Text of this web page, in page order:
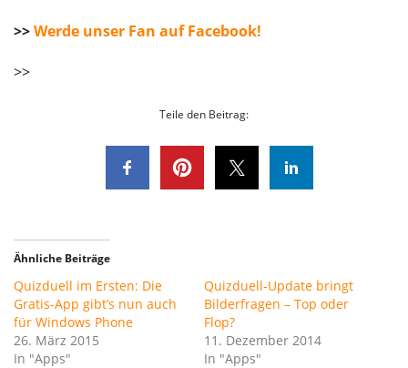
>>Werde unser Fan auf Facebook!
>>
Teile den Beitrag:
Ähnliche Beiträge
Quizduell im Ersten: Die
Gratis-App gibt’s nun auch
für Windows Phone
26. März 2015
In "Apps"
Quizduell-Update bringt
Bilderfragen – Top oder
Flop?
11. Dezember 2014
In "Apps"